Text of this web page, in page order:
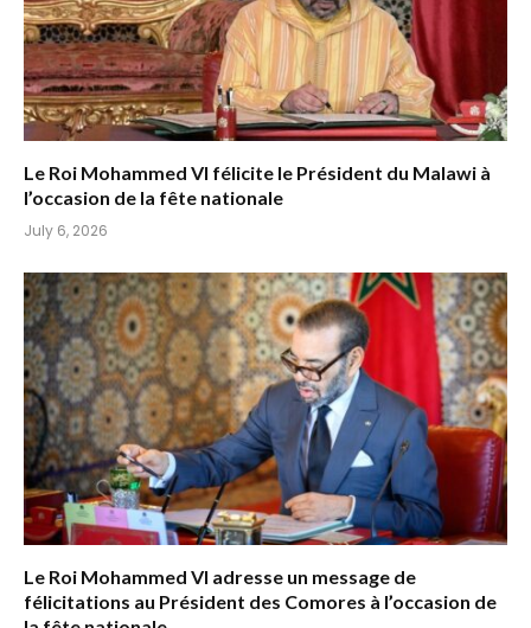
Le Roi Mohammed VI félicite le Président du Malawi à
l’occasion de la fête nationale
July 6, 2026
Le Roi Mohammed VI adresse un message de
félicitations au Président des Comores à l’occasion de